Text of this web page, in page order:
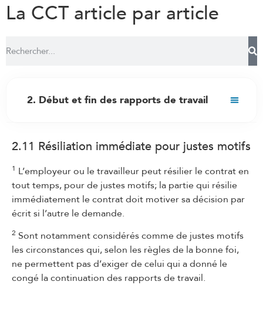
La CCT article par article
2. Début et fin des rapports de travail
2.2 Engagement
2.3 Contrat de durée déterminée égale ou
inférieure à six mois
2.3bis Contrat de durée déterminée ou de durée
maximale supérieure à six mois
2.4 Non-entrée en fonction
2.5 Temps d’essai
2.6 Fin du contrat
2.11 Résiliation immédiate pour justes motifs
1 L’employeur ou le travailleur peut résilier le contrat en
tout temps, pour de justes motifs; la partie qui résilie
immédiatement le contrat doit motiver sa décision par
écrit si l’autre le demande.
2 Sont notamment considérés comme de justes motifs
les circonstances qui, selon les règles de la bonne foi,
ne permettent pas d’exiger de celui qui a donné le
congé la continuation des rapports de travail.